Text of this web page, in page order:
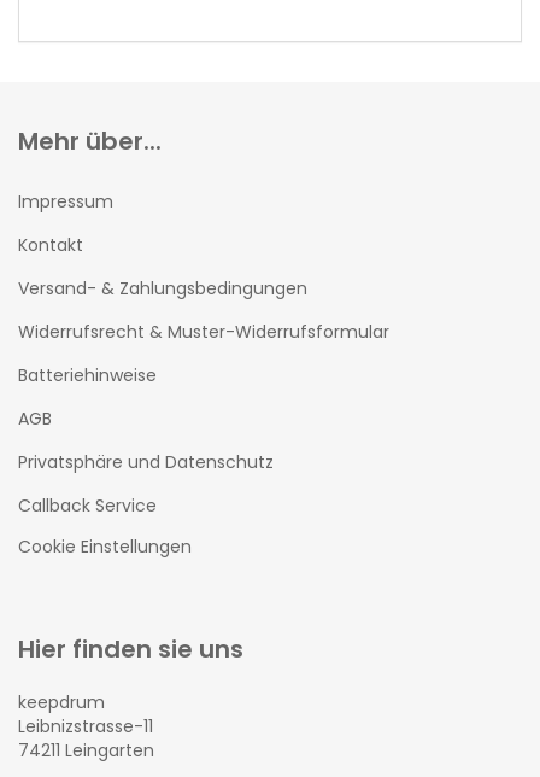
EIN.
Mehr über...
Impressum
Kontakt
Versand- & Zahlungsbedingungen
Widerrufsrecht & Muster-Widerrufsformular
Batteriehinweise
AGB
Privatsphäre und Datenschutz
Callback Service
Cookie Einstellungen
Hier finden sie uns
keepdrum
Leibnizstrasse-11
74211 Leingarten